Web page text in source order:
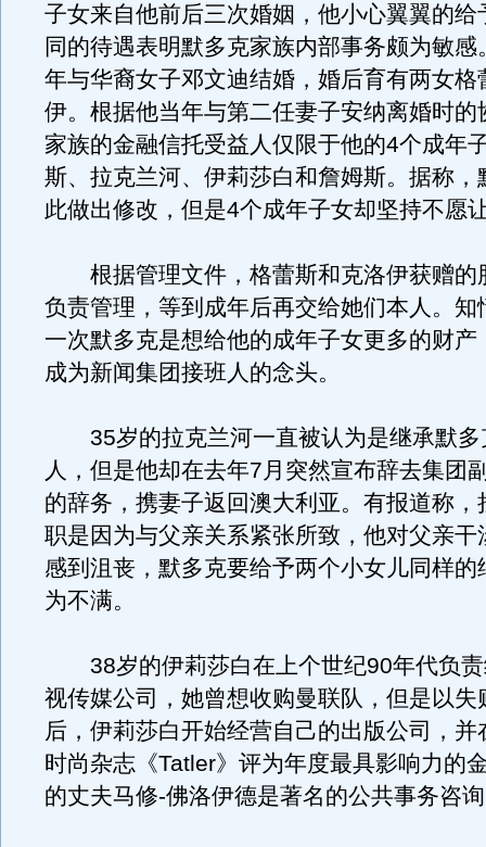
子女来自他前后三次婚姻，他小心翼翼的给
同的待遇表明默多克家族内部事务颇为敏
年与华裔女子邓文迪结婚，婚后育有两女格
伊。根据他当年与第二任妻子安纳离婚时的
家族的金融信托受益人仅限于他的4个成年
斯、拉克兰河、伊莉莎白和詹姆斯。据称，
此做出修改，但是4个成年子女却坚持不愿
根据管理文件，格蕾斯和克洛伊获赠的
负责管理，等到成年后再交给她们本人。知
一次默多克是想给他的成年子女更多的财产
成为新闻集团接班人的念头。
35岁的拉克兰河一直被认为是继承默多
人，但是他却在去年7月突然宣布辞去集团
的辞务，携妻子返回澳大利亚。有报道称，
职是因为与父亲关系紧张所致，他对父亲干
感到沮丧，默多克要给予两个小女儿同样的
为不满。
38岁的伊莉莎白在上个世纪90年代负责
视传媒公司，她曾想收购曼联队，但是以失
后，伊莉莎白开始经营自己的出版公司，并
时尚杂志《Tatler》评为年度最具影响力的
的丈夫马修-佛洛伊德是著名的公共事务咨